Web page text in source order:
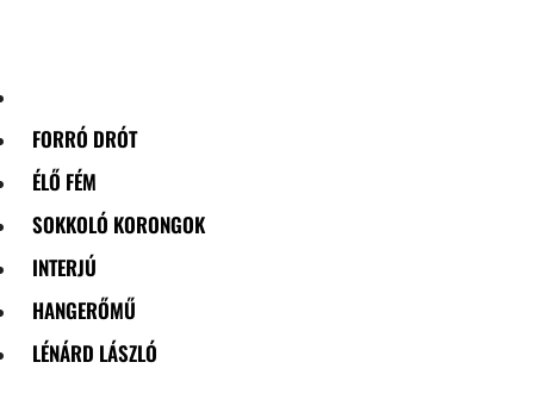
FORRÓ DRÓT
ÉLŐ FÉM
SOKKOLÓ KORONGOK
INTERJÚ
HANGERŐMŰ
LÉNÁRD LÁSZLÓ